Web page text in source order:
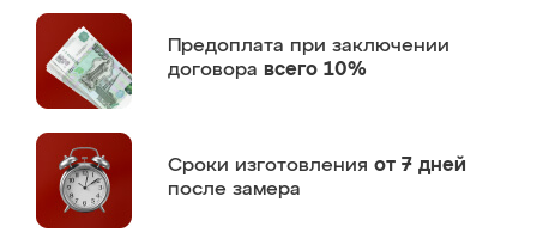
Предоплата при заключении
договора всего 10%
Сроки изготовления от 7 дней
после замера